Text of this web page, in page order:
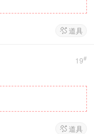
 道具
19#
 道具